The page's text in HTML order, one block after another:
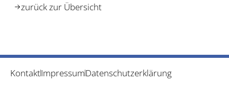
zurück zur Übersicht
KontaktImpressumDatenschutzerklärung